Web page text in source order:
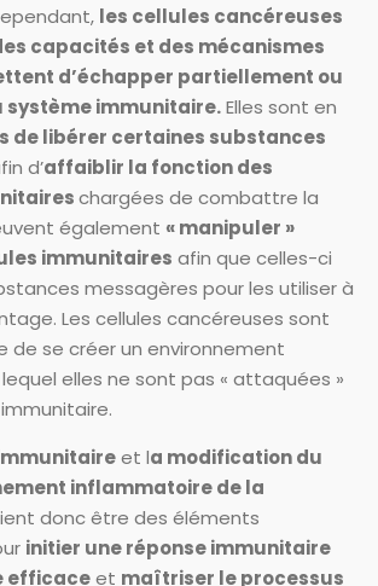
les cellules cancéreuses
capacités et des mécanismes
d’échapper partiellement ou
immunitaire.Elles sont en
de libérer certaines substances
d’affaiblir la fonction des
chargées de combattre la
également « manipuler »
immunitaires afin que celles-ci
messagères pour les utiliser à
Les cellules cancéreuses sont
de se créer un environnement
elles ne sont pas « attaquées »
et la modification du
inflammatoire de la
donc être des éléments
initier une réponse immunitaire
efficaceet maîtriser le processus